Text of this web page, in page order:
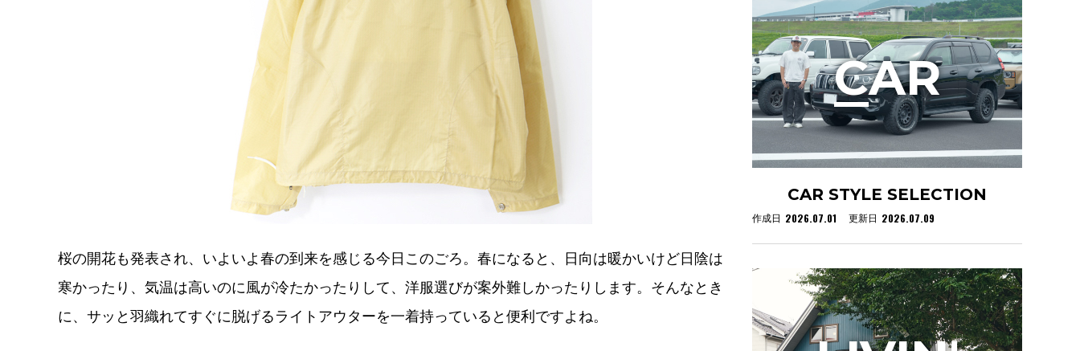
桜の開花も発表され、いよいよ春の到来を感じる今日このごろ。春になると、日向は暖かいけど日陰は
寒かったり、気温は高いのに風が冷たかったりして、洋服選びが案外難しかったりします。そんなとき
に、サッと羽織れてすぐに脱げるライトアウターを一着持っていると便利ですよね。
CAR STYLE SELECTION
作成日 2026.07.01 更新日 2026.07.09
CAR